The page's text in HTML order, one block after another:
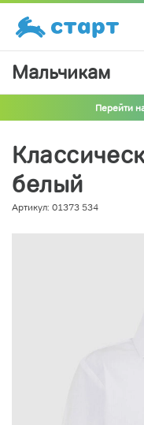
Мальчикам
Перейти
белый
Артикул: 01373 534